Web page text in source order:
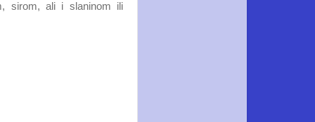
sirom, ali i slaninom ili